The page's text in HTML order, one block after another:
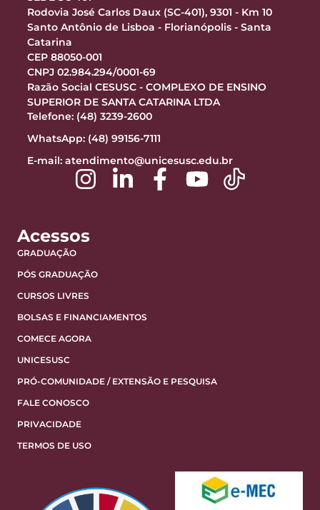
Rodovia José Carlos Daux (SC-401), 9301 - Km 10
Santo Antônio de Lisboa - Florianópolis - Santa
Catarina
CEP 88050-001
CNPJ 02.984.294/0001-69
Razão Social CESUSC - COMPLEXO DE ENSINO
SUPERIOR DE SANTA CATARINA LTDA
Telefone: (48) 3239-2600
WhatsApp: (48) 99156-7111
E-mail: atendimento@unicesusc.edu.br
Acessos
GRADUAÇÃO
PÓS GRADUAÇÃO
CURSOS LIVRES
BOLSAS E FINANCIAMENTOS
COMECE AGORA
UNICESUSC
PRÓ-COMUNIDADE / EXTENSÃO E PESQUISA
FALE CONOSCO
PRIVACIDADE
TERMOS DE USO